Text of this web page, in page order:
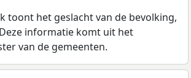
toont het geslacht van de bevolking,
informatie komt uit het
van de gemeenten.